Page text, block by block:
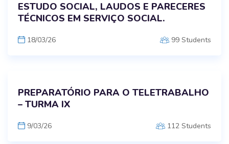
ESTUDO SOCIAL, LAUDOS E PARECERES
TÉCNICOS EM SERVIÇO SOCIAL.
18/03/26 99 Students
PREPARATÓRIO PARA O TELETRABALHO
– TURMA IX
9/03/26 112 Students